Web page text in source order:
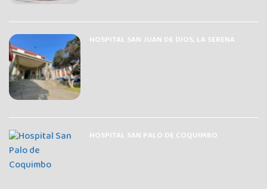
HOSPITAL SAN JUAN DE DIOS, LA SERENA
HOSPITAL SAN PALO DE COQUIMBO